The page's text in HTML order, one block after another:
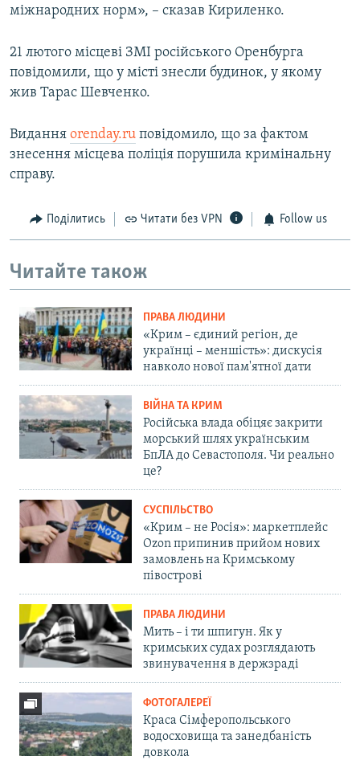
міжнародних норм», – сказав Кириленко.
21 лютого місцеві ЗМІ російського Оренбурга
повідомили, що у місті знесли будинок, у якому
жив Тарас Шевченко.
Видання orenday.ru повідомило, що за фактом
знесення місцева поліція порушила кримінальну
справу.
Поділитись Читати без VPN Follow us
Читайте також
ПРАВА ЛЮДИНИ
«Крим – єдиний регіон, де
українці – меншість»: дискусія
навколо нової пам'ятної дати
ВІЙНА ТА КРИМ
Російська влада обіцяє закрити
морський шлях українським
БпЛА до Севастополя. Чи реально
це?
СУСПІЛЬСТВО
«Крим – не Росія»: маркетплейс
Ozon припинив прийом нових
замовлень на Кримському
півострові
ПРАВА ЛЮДИНИ
Мить – і ти шпигун. Як у
кримських судах розглядають
звинувачення в держзраді
ФОТОГАЛЕРЕЇ
Краса Сімферопольського
водосховища та занедбаність
довкола